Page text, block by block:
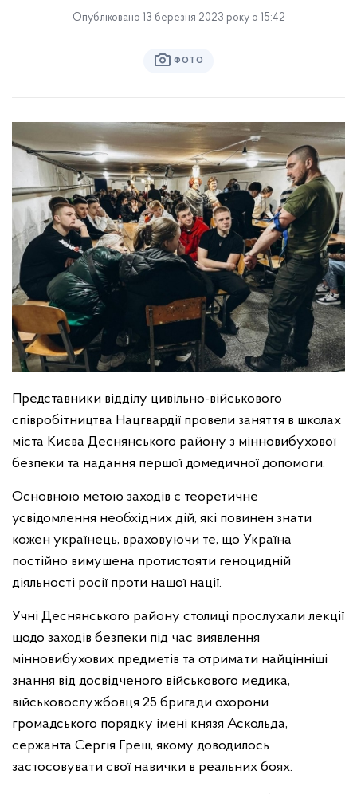
Опубліковано 13 березня 2023 року о 15:42
ФОТО
Представники відділу цивільно-військового
співробітництва Нацгвардії провели заняття в школах
міста Києва Деснянського району з мінновибухової
безпеки та надання першої домедичної допомоги.
Основною метою заходів є теоретичне
усвідомлення необхідних дій, які повинен знати
кожен українець, враховуючи те, що Україна
постійно вимушена протистояти геноцидній
діяльності росії проти нашої нації.
Учні Деснянського району столиці прослухали лекції
щодо заходів безпеки під час виявлення
мінновибухових предметів та отримати найцінніші
знання від досвідченого військового медика,
військовослужбовця 25 бригади охорони
громадського порядку імені князя Аскольда,
сержанта Сергія Греш, якому доводилось
застосовувати свої навички в реальних боях.